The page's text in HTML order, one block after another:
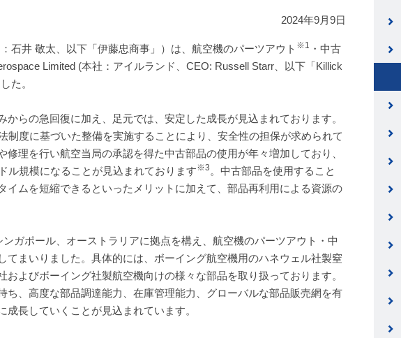
2024年9月9日
石井 敬太、以下「伊藤忠商事」）は、航空機のパーツアウト ※1
・中古
Limited (本社：アイルランド、CEO: Russell Starr、以下「Killick
た。
らの急回復に加え、足元では、安定した成長が見込まれております。
度に基づいた整備を実施することにより、安全性の担保が求められて
理を行い航空当局の承認を得た中古部品の使用が年々増加しており、
ル規模になることが見込まれております※3 。中古部品を使用すること
ムを短縮できるといったメリットに加えて、部品再利用による資源の
ガポール、オーストラリアに拠点を構え、航空機のパーツアウト・中
まいりました。具体的には、ボーイング航空機用のハネウェル社製窒
よびボーイング社製航空機向けの様々な部品を取り扱っております。
、高度な部品調達能力、在庫管理能力、グローバルな部品販売網を有
長していくことが見込まれています。